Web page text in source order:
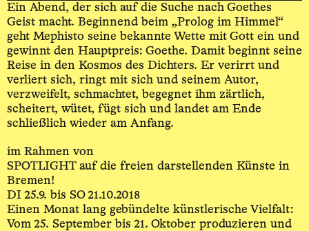
Ein Abend, der sich auf die Suche nach Goethes
Geist macht. Beginnend beim „Prolog im Himmel“
geht Mephisto seine bekannte Wette mit Gott ein und
gewinnt den Hauptpreis: Goethe. Damit beginnt seine
Reise in den Kosmos des Dichters. Er verirrt und
verliert sich, ringt mit sich und seinem Autor,
verzweifelt, schmachtet, begegnet ihm zärtlich,
scheitert, wütet, fügt sich und landet am Ende
schließlich wieder am Anfang.
im Rahmen von
SPOTLIGHT auf die freien darstellenden Künste in
Bremen!
DI 25.9. bis SO 21.10.2018
Einen Monat lang gebündelte künstlerische Vielfalt:
Vom 25. September bis 21. Oktober produzieren und